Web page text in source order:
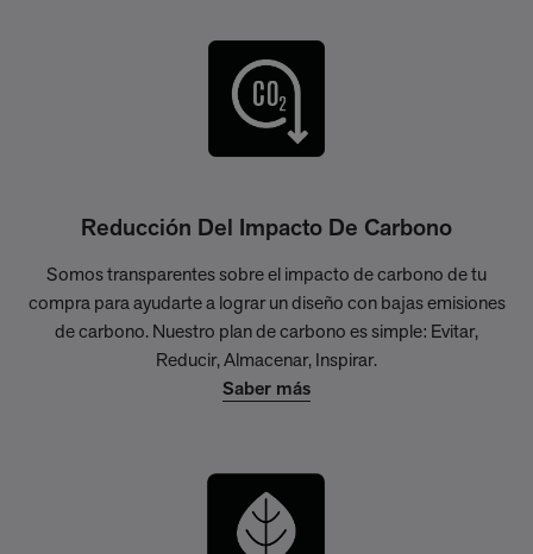
Reducción Del Impacto De Carbono
Somos transparentes sobre el impacto de carbono de tu
compra para ayudarte a lograr un diseño con bajas emisiones
de carbono. Nuestro plan de carbono es simple: Evitar,
Reducir, Almacenar, Inspirar.
Saber más